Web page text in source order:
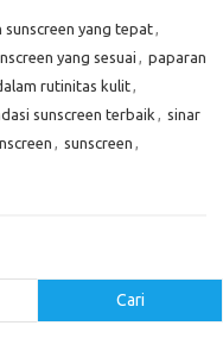
sunscreen yang tepat,
yang sesuai , paparan
rutinitas kulit,
sunscreen terbaik , sinar
, sunscreen ,
Cari